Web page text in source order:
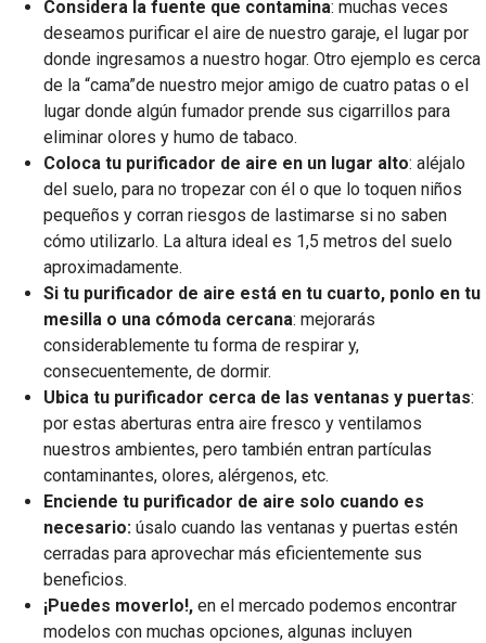
Considera la fuente que contamina: muchas veces
deseamos purificar el aire de nuestro garaje, el lugar por
donde ingresamos a nuestro hogar. Otro ejemplo es cerca
de la “cama”de nuestro mejor amigo de cuatro patas o el
lugar donde algún fumador prende sus cigarrillos para
eliminar olores y humo de tabaco.
Coloca tu purificador de aire en un lugar alto: aléjalo
del suelo, para no tropezar con él o que lo toquen niños
pequeños y corran riesgos de lastimarse si no saben
cómo utilizarlo. La altura ideal es 1,5 metros del suelo
aproximadamente.
Si tu purificador de aire está en tu cuarto, ponlo en tu
mesilla o una cómoda cercana: mejorarás
considerablemente tu forma de respirar y,
consecuentemente, de dormir.
Ubica tu purificador cerca de las ventanas y puertas:
por estas aberturas entra aire fresco y ventilamos
nuestros ambientes, pero también entran partículas
contaminantes, olores, alérgenos, etc.
Enciende tu purificador de aire solo cuando es
necesario: úsalo cuando las ventanas y puertas estén
cerradas para aprovechar más eficientemente sus
beneficios.
¡Puedes moverlo!, en el mercado podemos encontrar
modelos con muchas opciones, algunas incluyen